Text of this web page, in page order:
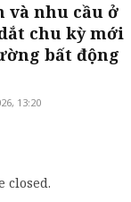
và nhu cầu ở
chu kỳ mới
bất động
13:20
closed.